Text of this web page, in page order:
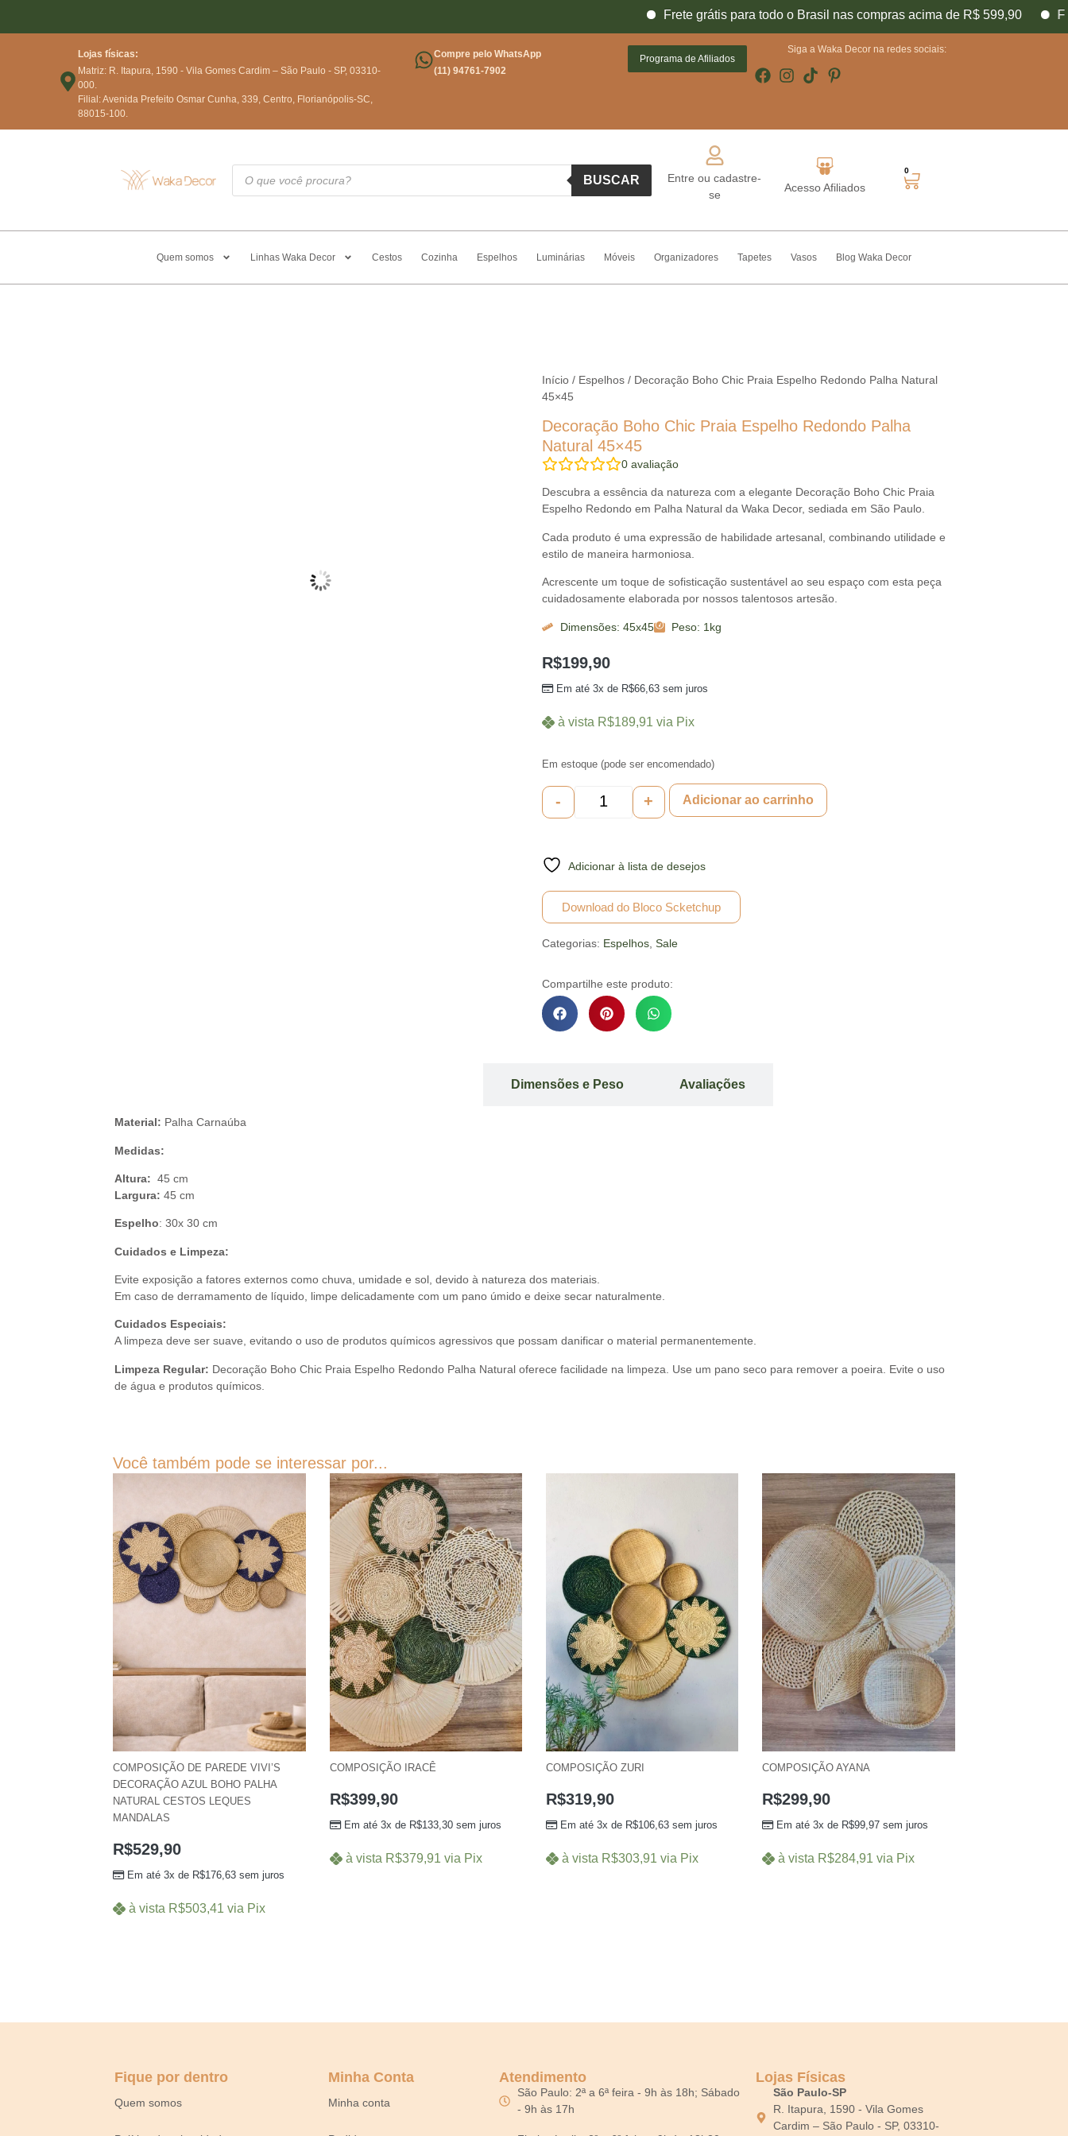
Frete grátis para todo o Brasil nas compras acima de R$ 599,90 Frete
Lojas físicas:
Matriz: R. Itapura, 1590 - Vila Gomes Cardim – São Paulo - SP, 03310-
000.
Filial: Avenida Prefeito Osmar Cunha, 339, Centro, Florianópolis-SC,
88015-100.
Compre pelo WhatsApp
(11) 94761-7902
Conheça o nosso
Programa de Afiliados
Siga a Waka Decor na redes sociais:
BUSCAR
Entre ou cadastre-
se
Acesso Afiliados
0
Quem somos Linhas Waka Decor Cestos Cozinha Espelhos Luminárias Móveis Organizadores Tapetes Vasos Blog Waka Decor
Início / Espelhos / Decoração Boho Chic Praia Espelho Redondo Palha Natural
45×45
Decoração Boho Chic Praia Espelho Redondo Palha
Natural 45×45
0 avaliação
Descubra a essência da natureza com a elegante Decoração Boho Chic Praia
Espelho Redondo em Palha Natural da Waka Decor, sediada em São Paulo.
Cada produto é uma expressão de habilidade artesanal, combinando utilidade e
estilo de maneira harmoniosa.
Acrescente um toque de sofisticação sustentável ao seu espaço com esta peça
cuidadosamente elaborada por nossos talentosos artesão.
Dimensões: 45x45 Peso: 1kg
R$199,90
Em até 3x de R$66,63 sem juros
à vista R$189,91 via Pix
Em estoque (pode ser encomendado)
- + Adicionar ao carrinho
Adicionar à lista de desejos
Download do Bloco Scketchup
Categorias: Espelhos Sale
Compartilhe este produto:
Dimensões e Peso Avaliações
Material: Palha Carnaúba
Medidas:
Altura: 45 cm
Largura: 45 cm
Espelho: 30x 30 cm
Cuidados e Limpeza:
Evite exposição a fatores externos como chuva, umidade e sol, devido à natureza dos materiais.
Em caso de derramamento de líquido, limpe delicadamente com um pano úmido e deixe secar naturalmente.
Cuidados Especiais:
A limpeza deve ser suave, evitando o uso de produtos químicos agressivos que possam danificar o material permanentemente.
Limpeza Regular: Decoração Boho Chic Praia Espelho Redondo Palha Natural oferece facilidade na limpeza. Use um pano seco para remover a poeira. Evite o uso
de água e produtos químicos.
Você também pode se interessar por...
COMPOSIÇÃO DE PAREDE VIVI’S
DECORAÇÃO AZUL BOHO PALHA
NATURAL CESTOS LEQUES
MANDALAS
R$529,90
Em até 3x de R$176,63 sem juros
à vista R$503,41 via Pix
COMPOSIÇÃO IRACÊ
R$399,90
Em até 3x de R$133,30sem juros
à vista R$379,91 via Pix
COMPOSIÇÃO ZURI
R$319,90
Em até 3x de R$106,63 sem juros
à vista R$303,91 via Pix
COMPOSIÇÃO AYANA
R$299,90
Em até 3x de R$99,97 sem juros
à vista R$284,91 via Pix
Fique por dentro
Quem somos
Minha Conta
Minha conta
Atendimento
São Paulo: 2ª a 6ª feira - 9h às 18h; Sábado
- 9h às 17h
Lojas Físicas
São Paulo-SP
R. Itapura, 1590 - Vila Gomes
Cardim – São Paulo - SP, 03310-